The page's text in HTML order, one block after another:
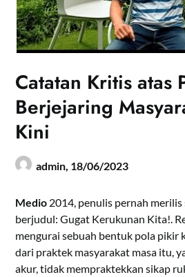
Catatan Kritis atas
Berjejaring
Kini
admin, 18/06/2023
Medio 2014, penulis pernah
berjudul: Gugat Kerukunan Kita!.
mengurai sebuah bentuk pola pikir
dari praktek masyarakat masa itu,
akur, tidak mempraktekkan sikap